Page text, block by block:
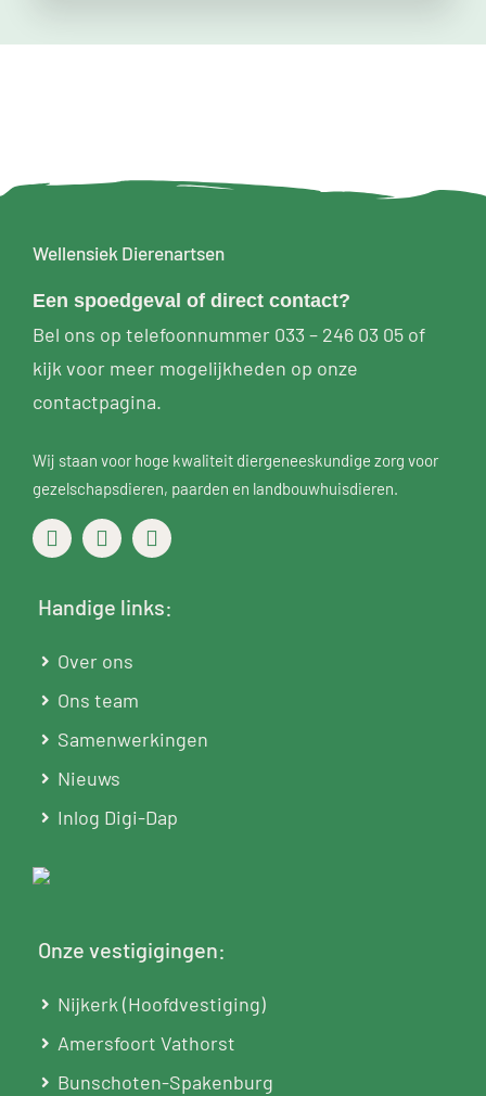
Wellensiek Dierenartsen
Een spoedgeval of direct contact?
Bel ons op telefoonnummer 033 – 246 03 05 of
kijk voor meer mogelijkheden op onze
contactpagina.
Wij staan voor hoge kwaliteit diergeneeskundige zorg voor
gezelschapsdieren, paarden en landbouwhuisdieren.
Handige links:
Over ons
Ons team
Samenwerkingen
Nieuws
Inlog Digi-Dap
Onze vestigigingen:
Nijkerk (Hoofdvestiging)
Amersfoort Vathorst
Bunschoten-Spakenburg